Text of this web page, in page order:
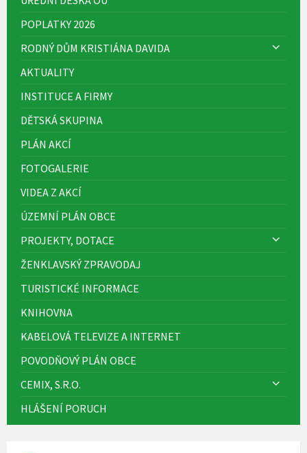
POPLATKY 2026
RODNÝ DŮM KRISTIÁNA DAVIDA
AKTUALITY
INSTITUCE A FIRMY
DĚTSKÁ SKUPINA
PLÁN AKCÍ
FOTOGALERIE
VIDEA Z AKCÍ
ÚZEMNÍ PLÁN OBCE
PROJEKTY, DOTACE
ŽENKLAVSKÝ ZPRAVODAJ
TURISTICKÉ INFORMACE
KNIHOVNA
KABELOVÁ TELEVIZE A INTERNET
POVODŇOVÝ PLÁN OBCE
CEMIX, S.R.O.
HLÁŠENÍ PORUCH